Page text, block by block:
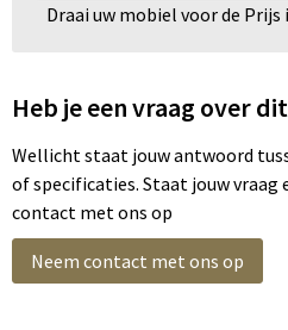
Draai uw mobiel voor de
Heb je een vraag over
Wellicht staat jouw antwoord
of specificaties. Staat jouw vraag
contact met ons op
Neem contact met ons op